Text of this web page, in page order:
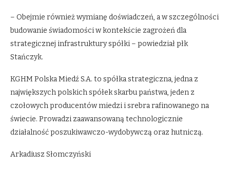
– Obejmie również wymianę doświadczeń, a w szczególności
budowanie świadomości w kontekście zagrożeń dla
strategicznej infrastruktury spółki – powiedział płk
Stańczyk.
KGHM Polska Miedź S.A. to spółka strategiczna, jedna z
największych polskich spółek skarbu państwa, jeden z
czołowych producentów miedzi i srebra rafinowanego na
świecie. Prowadzi zaawansowaną technologicznie
działalność poszukiwawczo-wydobywczą oraz hutniczą.
Arkadiusz Słomczyński